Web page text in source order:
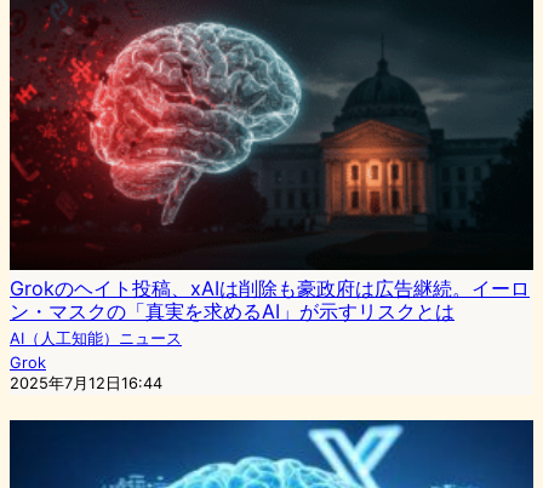
Grokのヘイト投稿、xAIは削除も豪政府は広告継続。イーロ
ン・マスクの「真実を求めるAI」が示すリスクとは
AI（人工知能）ニュース
Grok
2025年7月12日16:44